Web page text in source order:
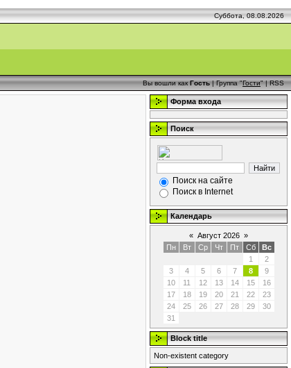
Суббота, 08.08.2026
Вы вошли какГость| Группа "Гости" |RSS
Форма входа
Поиск
Поиск на сайте
Поиск в Internet
Календарь
« Август 2026 »
Пн
Вт Ср Чт Пт Сб
Вс
1
2
3
4 5 6 7 8
9
10
11 12 13 14 15
16
17
18 19 20 21 22
23
24
25 26 27 28 29
30
31
Block title
Non-existent category